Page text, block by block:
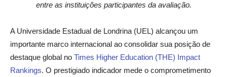
entre as instituições participantes da avaliação.
A Universidade Estadual de Londrina (UEL) alcançou um
importante marco internacional ao consolidar sua posição de
destaque global no Times Higher Education (THE) Impact
Rankings. O prestigiado indicador mede o comprometimento